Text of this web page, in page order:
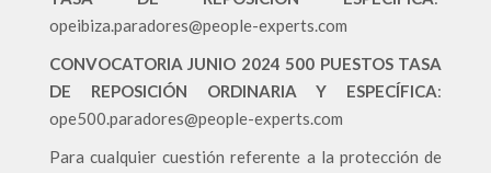
opeibiza.paradores@people-experts.com
CONVOCATORIA JUNIO 2024 500 PUESTOS TASA
DE REPOSICIÓN ORDINARIA Y ESPECÍFICA:
ope500.paradores@people-experts.com
Para cualquier cuestión referente a la protección de